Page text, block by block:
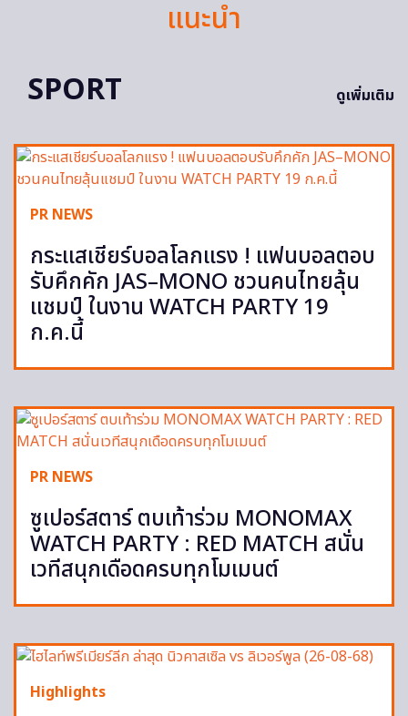
แนะนำ
SPORT
ดูเพิ่มเติม
PR NEWS
กระแสเชียร์บอลโลกแรง ! แฟนบอลตอบ
รับคึกคัก JAS–MONO ชวนคนไทยลุ้น
แชมป์ ในงาน WATCH PARTY 19
ก.ค.นี้
PR NEWS
ซูเปอร์สตาร์ ตบเท้าร่วม MONOMAX
WATCH PARTY : RED MATCH สนั่น
เวทีสนุกเดือดครบทุกโมเมนต์
Highlights